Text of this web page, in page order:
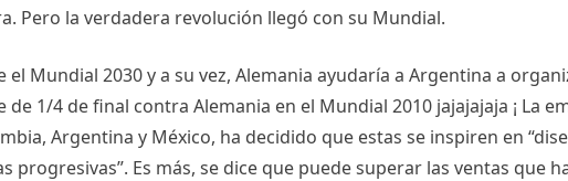
Pero la verdadera revolución llegó con su Mundial.
Mundial 2030 y a su vez, Alemania ayudaría a Argentina a
1/4 de final contra Alemania en el Mundial 2010 jajajajaja ¡ La
Argentina y México, ha decidido que estas se inspiren en
Es más, se dice que puede superar las ventas que